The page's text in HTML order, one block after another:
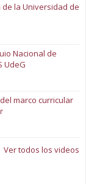
la Universidad de
Nacional de
UdeG
marco curricular
Ver todos los videos